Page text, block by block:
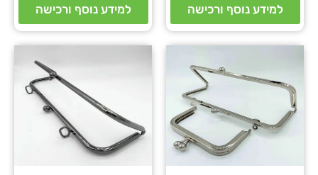
למידע נוסף ורכישה למידע נוסף ורכישה